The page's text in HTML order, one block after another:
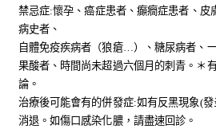
禁忌症:懷孕、癌症患者、癲癇症患者、皮
病史者、
自體免疫疾病者（狼瘡…）、糖尿病者、
果酸者、時間尚未超過六個月的刺青。＊
論。
治療後可能會有的併發症:如有反黑現象(
消退。如傷口感染化膿，請盡速回診。